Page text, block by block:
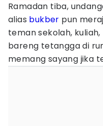
Ramadan tiba,
alias bukber pun
teman sekolah,
bareng tetangga di
memang sayang jika